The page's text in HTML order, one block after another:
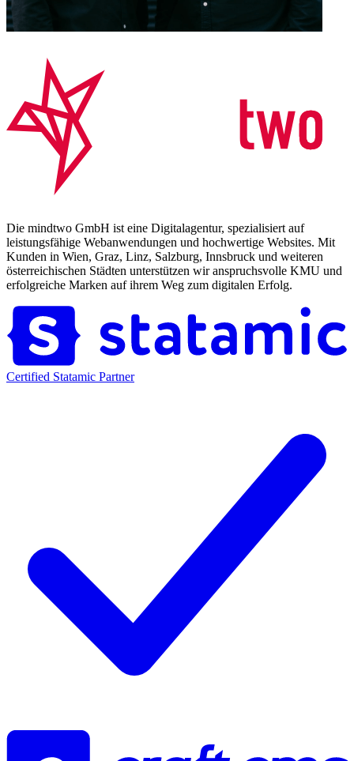
Die mindtwo GmbH ist eine Digitalagentur, spezialisiert auf
leistungsfähige Webanwendungen und hochwertige Websites. Mit
Kunden in Wien, Graz, Linz, Salzburg, Innsbruck und weiteren
österreichischen Städten unterstützen wir anspruchsvolle KMU und
erfolgreiche Marken auf ihrem Weg zum digitalen Erfolg.
Certified Statamic Partner